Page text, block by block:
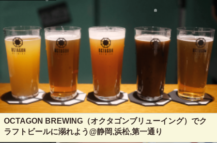
OCTAGON BREWING（オクタゴンブリューイング）でク
ラフトビールに溺れよう@静岡,浜松,第一通り